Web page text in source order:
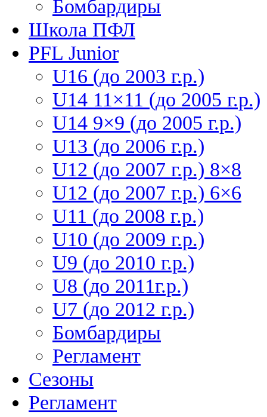
Бомбардиры
Школа ПФЛ
PFL Junior
U16 (до 2003 г.р.)
U14 11×11 (до 2005 г.р.)
U14 9×9 (до 2005 г.р.)
U13 (до 2006 г.р.)
U12 (до 2007 г.р.) 8×8
U12 (до 2007 г.р.) 6×6
U11 (до 2008 г.р.)
U10 (до 2009 г.р.)
U9 (до 2010 г.р.)
U8 (до 2011г.р.)
U7 (до 2012 г.р.)
Бомбардиры
Регламент
Сезоны
Регламент